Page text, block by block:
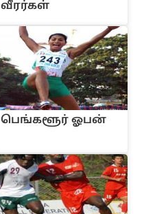
‌வீர‌ர்க‌ள்
பெ‌ங்களூ‌ர் ஓப‌ன்